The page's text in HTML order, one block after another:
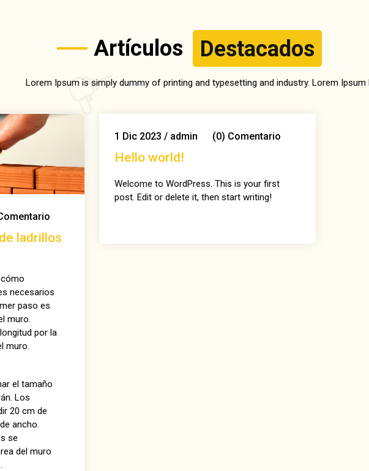
Artículos Destacados
Lorem Ipsum is simply dummy of printing and typesetting and industry. Lorem Ipsum
ladrillos
necesarios
paso es
muro.
por la
muro.
el tamaño
Los
20 cm de
ancho.
se
del muro
1 Dic 2023/ admin (0) Comentario
Hello world!
Welcome to WordPress. This is your first
post. Edit or delete it, then start writing!